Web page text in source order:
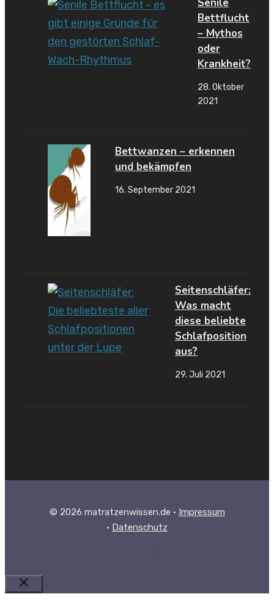
Bettflucht
– Mythos
oder
Krankheit?
28. Oktober
2021
Bettwanzen – erkennen
und bekämpfen
16. September 2021
Seitenschläfer:
Was macht
diese beliebte
Schlafposition
aus?
29. Juli 2021
© 2026 matratzenwissen.de • Impressum
· Datenschutz
Schließen